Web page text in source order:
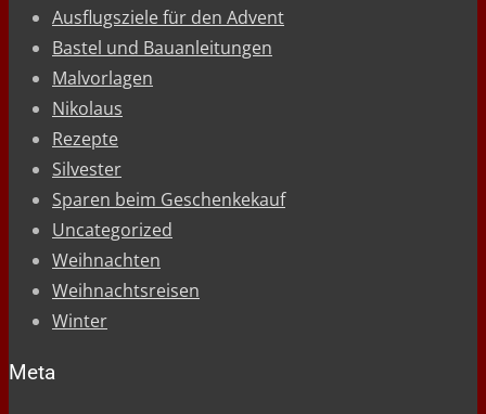
Ausflugsziele für den Advent
Bastel und Bauanleitungen
Malvorlagen
Nikolaus
Rezepte
Silvester
Sparen beim Geschenkekauf
Uncategorized
Weihnachten
Weihnachtsreisen
Winter
Meta